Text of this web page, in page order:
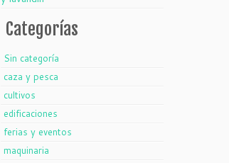
Categorías
Sin categoría
caza y pesca
cultivos
edificaciones
ferias y eventos
maquinaria